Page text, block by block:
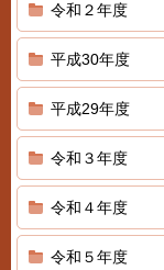
令和２年度
平成30年度
平成29年度
令和３年度
令和４年度
令和５年度